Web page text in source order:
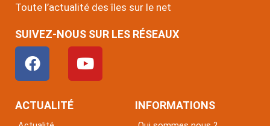
Toute l’actualité des îles sur le net
SUIVEZ-NOUS SUR LES RÉSEAUX
F
a
c
e
Y
o
u
ACTUALITÉ INFORMATIONS